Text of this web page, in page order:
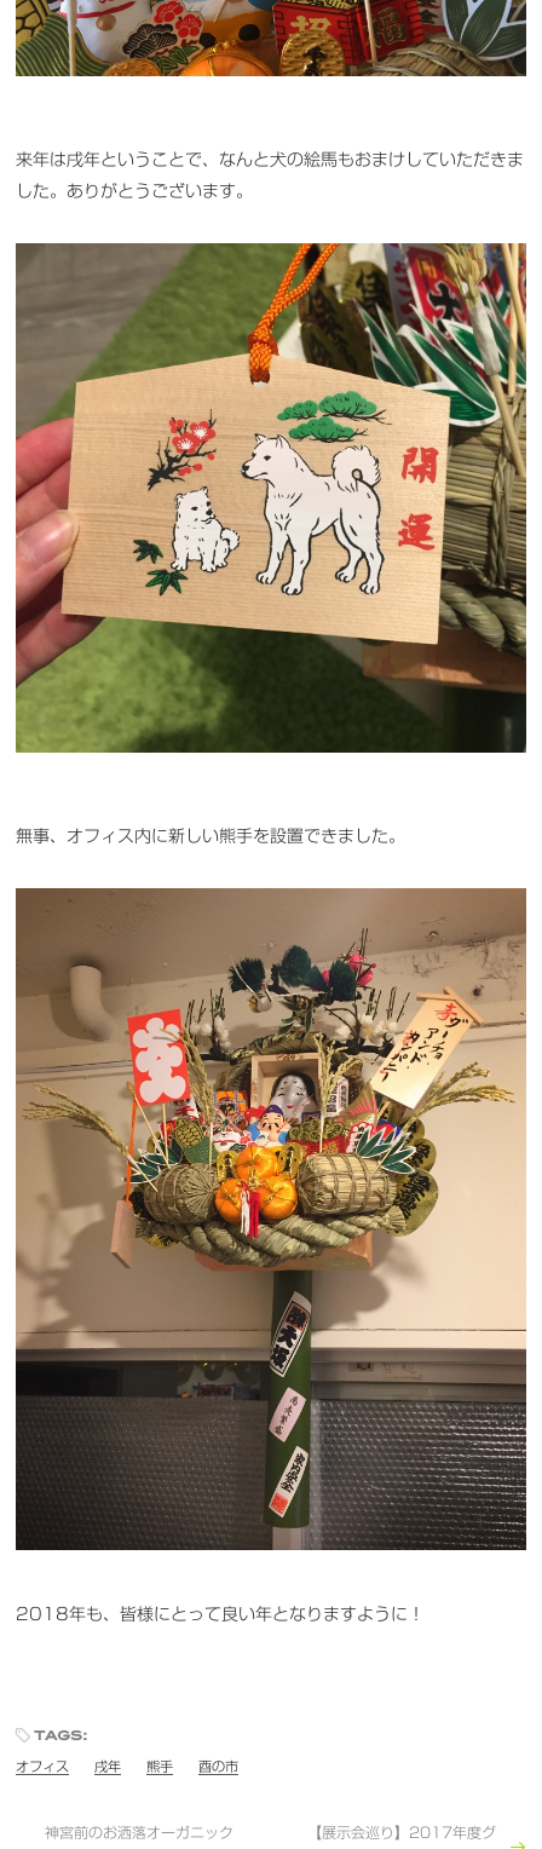
来年は戌年ということで、なんと犬の絵馬もおまけしていただきま
した。ありがとうございます。
無事、オフィス内に新しい熊手を設置できました。
2018年も、皆様にとって良い年となりますように！
tags:
オフィス 戌年 熊手 酉の市
神宮前のお洒落オーガニック 【展示会巡り】2017年度グ